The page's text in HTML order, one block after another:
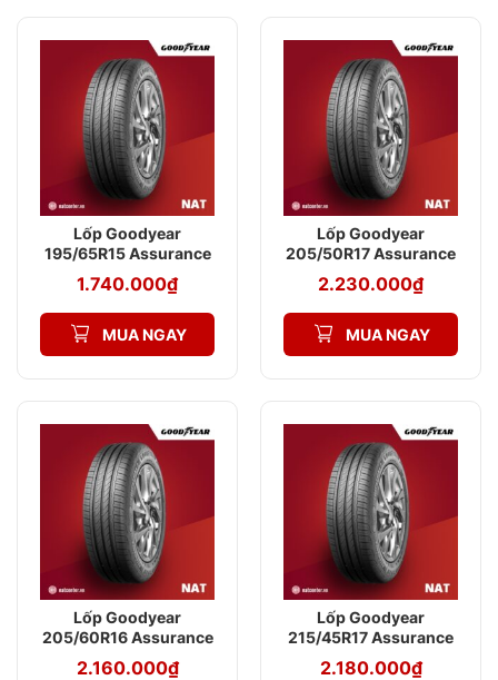
Lốp Goodyear
195/65R15 Assurance
Triplemax 2
1.740.000₫
MUA NGAY
Lốp Goodyear
205/50R17 Assurance
Triplemax 2
2.230.000₫
MUA NGAY
Lốp Goodyear
205/60R16 Assurance
TripleMax 2
2.160.000₫
Lốp Goodyear
215/45R17 Assurance
TripleMax 2
2.180.000₫